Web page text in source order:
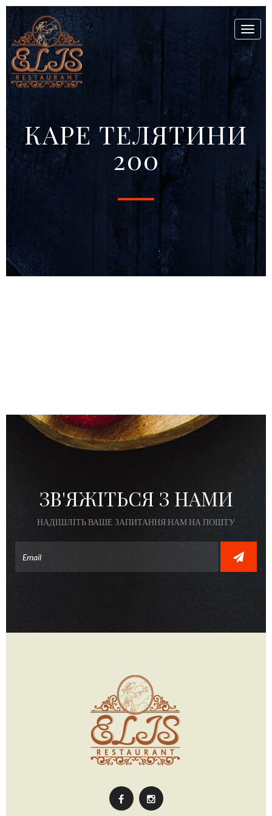
КАРЕ ТЕЛЯТИНИ
200
ЗВ'ЯЖІТЬСЯ З НАМИ
НАДІШЛІТЬ ВАШЕ ЗАПИТАННЯ НАМ НА ПОШТУ